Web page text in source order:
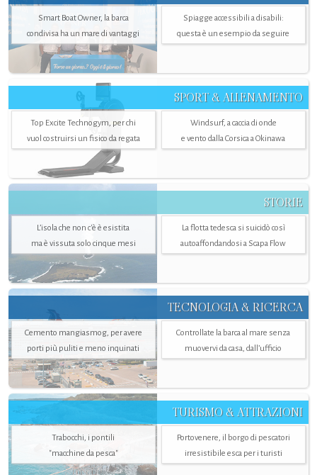
Smart Boat Owner, la barca
condivisa ha un mare di vantaggi
Spiagge accessibili a disabili:
questa è un esempio da seguire
SPORT & ALLENAMENTO
Top Excite Technogym, per chi
vuol costruirsi un fisico da regata
Windsurf, a caccia di onde
e vento dalla Corsica a Okinawa
STORIE
L’isola che non c'è è esistita
ma è vissuta solo cinque mesi
La flotta tedesca si suicidò così
autoaffondandosi a Scapa Flow
TECNOLOGIA & RICERCA
Cemento mangiasmog, per avere
porti più puliti e meno inquinati
Controllate la barca al mare senza
muovervi da casa, dall’ufficio
TURISMO & ATTRAZIONI
Trabocchi, i pontili
"macchine da pesca"
Portovenere, il borgo di pescatori
irresistibile esca per i turisti